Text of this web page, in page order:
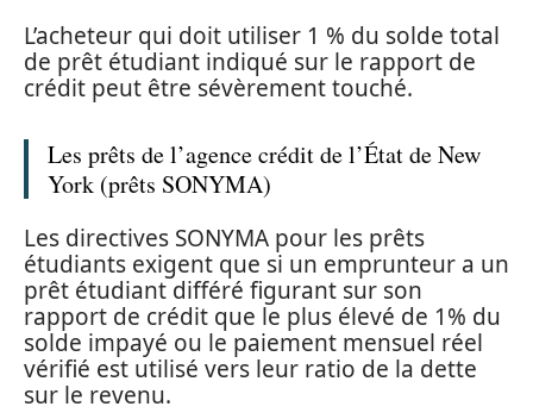
L’acheteur qui doit utiliser 1 % du solde total
de prêt étudiant indiqué sur le rapport de
crédit peut être sévèrement touché.
Les prêts de l’agence crédit de l’État de New
York (prêts SONYMA)
Les directives SONYMA pour les prêts
étudiants exigent que si un emprunteur a un
prêt étudiant différé figurant sur son
rapport de crédit que le plus élevé de 1% du
solde impayé ou le paiement mensuel réel
vérifié est utilisé vers leur ratio de la dette
sur le revenu.